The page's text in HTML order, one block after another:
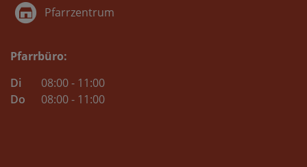
Pfarrzentrum
Pfarrbüro:
Di
08:00 - 11:00
Do
08:00 - 11:00